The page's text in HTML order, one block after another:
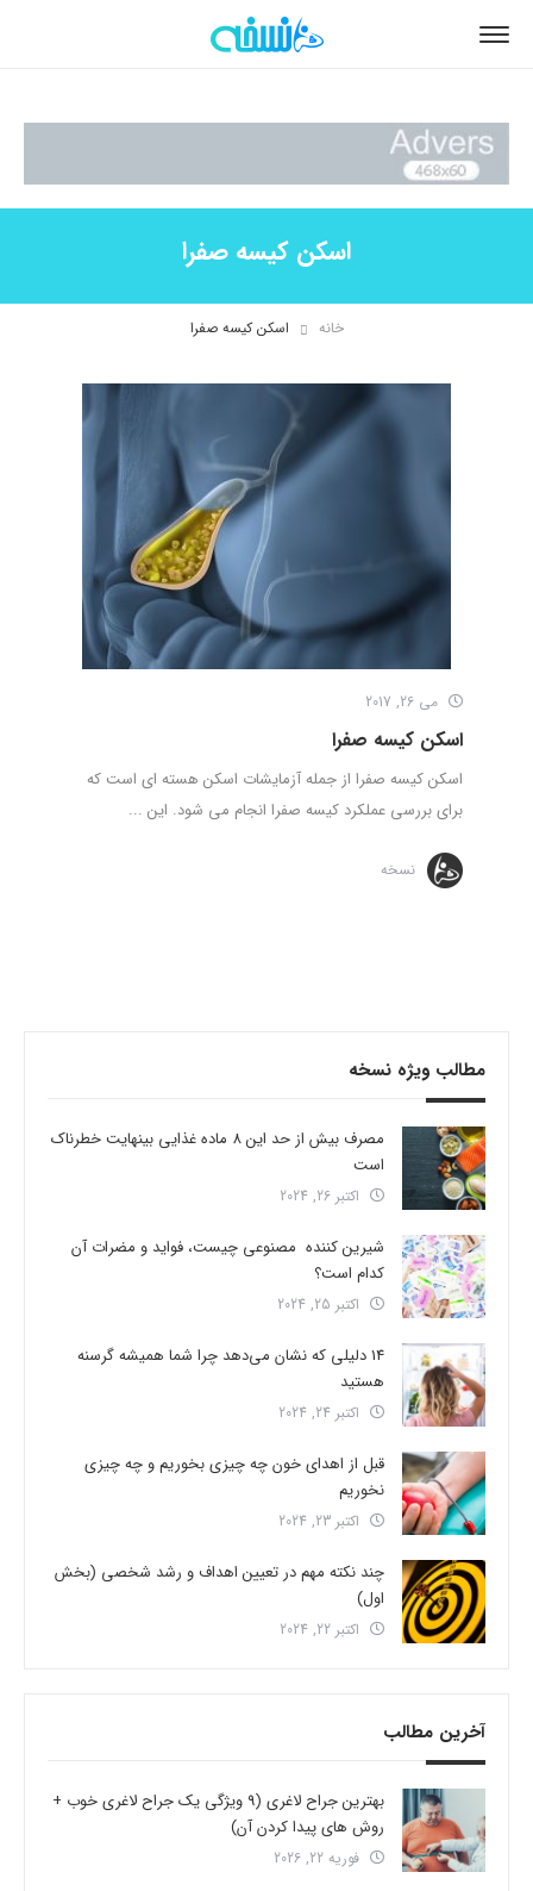
اسکن کیسه صفرا
خانه اسکن کیسه صفرا
می 26, 2017
اسکن کیسه صفرا
اسکن کیسه صفرا از جمله آزمایشات اسکن هسته ­ای است که
برای بررسی عملکرد کیسه صفرا انجام می شود. این ...
نسخه
مطالب ویژه نسخه
مصرف بیش از حد این 8 ماده غذایی بینهایت خطرناک
است
اکتبر 26, 2024
شیرین کننده مصنوعی چیست، فواید و مضرات آن
کدام است؟
اکتبر 25, 2024
14 دلیلی که نشان می‌دهد چرا شما همیشه گرسنه
هستید
اکتبر 24, 2024
قبل از اهدای خون چه چیزی بخوریم و چه چیزی
نخوریم
اکتبر 23, 2024
چند نکته مهم در تعیین اهداف و رشد شخصی (بخش
اول)
اکتبر 22, 2024
آخرین مطالب
بهترین جراح لاغری (9 ویژگی یک جراح لاغری خوب +
روش های پیدا کردن آن)
فوریه 22, 2026